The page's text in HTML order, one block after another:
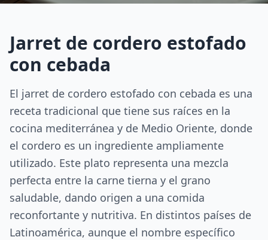
Jarret de cordero estofado
con cebada
El jarret de cordero estofado con cebada es una
receta tradicional que tiene sus raíces en la
cocina mediterránea y de Medio Oriente, donde
el cordero es un ingrediente ampliamente
utilizado. Este plato representa una mezcla
perfecta entre la carne tierna y el grano
saludable, dando origen a una comida
reconfortante y nutritiva. En distintos países de
Latinoamérica, aunque el nombre específico